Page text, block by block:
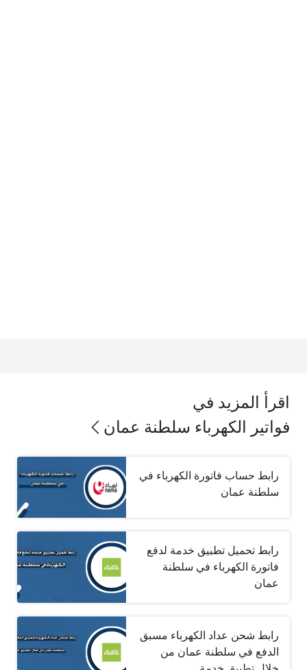
اقرأ المزيد في
فواتير الكهرباء سلطنة عمان
رابط حساب فاتورة الكهرباء في
سلطنة عمان
رابط تحميل تطبيق خدمة لدفع
فاتورة الكهرباء في سلطنة
عمان
رابط شحن عداد الكهرباء مسبق
الدفع في سلطنة عمان من